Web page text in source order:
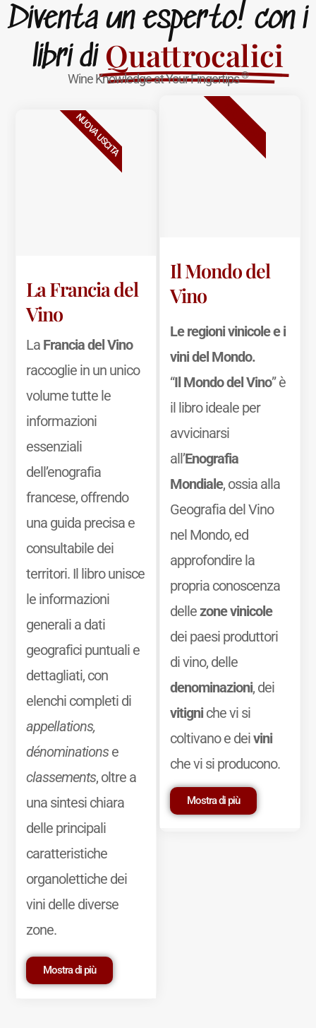
Diventa un esperto! con i
libri di Quattrocalici
Wine Knowledge at Your Fingertips®
La Francia del
Vino
La Francia del Vino
raccoglie in un unico
volume tutte le
informazioni
essenziali
dell’enografia
francese, offrendo
una guida precisa e
consultabile dei
territori. Il libro unisce
le informazioni
generali a dati
geografici puntuali e
dettagliati, con
elenchi completi di
appellations,
dénominationse
classements, oltre a
una sintesi chiara
delle principali
caratteristiche
organolettiche dei
vini delle diverse
zone.
Mostra di più
NUOVA USCITA
Il Mondo del
Vino
Le regioni vinicole e i
vini del Mondo.
“Il Mondo del Vino” è
il libro ideale per
avvicinarsi
all’Enografia
Mondiale, ossia alla
Geografia del Vino
nel Mondo, ed
approfondire la
propria conoscenza
dellezone vinicole
dei paesi produttori
di vino, delle
denominazioni, dei
vitigniche vi si
coltivano e deivini
che vi si producono.
Mostra di più
BESTSELLER